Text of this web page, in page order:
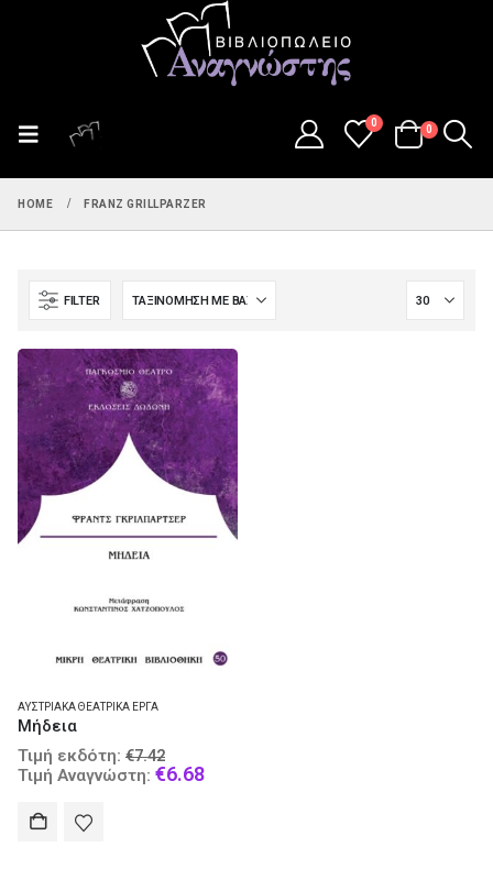
0
0
HOME FRANZ GRILLPARZER
FILTER
ΑΥΣΤΡΙΑΚΆ ΘΕΑΤΡΙΚΆ ΈΡΓΑ
Μήδεια
Τιμή εκδότη: €7.42
price
Τιμή Αναγνώστη: €6.68Current